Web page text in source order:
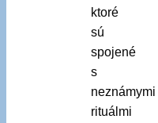
ktoré
sú
spojené
s
neznámymi
rituálmi